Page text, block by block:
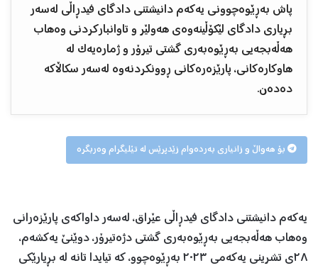
پاش بەڕێوەچوونی یەکەم دانیشتنی دادگای فیدڕاڵی لەسەر
بڕیاری دادگای لێکۆڵینەوەی هەولێر و تاوانبارکردنی وەهاب
هەڵەبجەیی بەڕێوەبەری گشتی تیرۆر و ژمارەیەک لە
هاوکارەکانی، پارێزەرەکانی ڕوونکردنەوە لەسەر سکاڵاکە
دەدەن.
بۆ هەواڵ و زانیاری بەردەوام زێدپرێس لە تێلیگرام وەربگرە
یەكەم دانیشتنی دادگای فیدڕاڵی عێراق، لەسەر داواکەی پارێزەرانی
وەهاب هەڵەبجەیی بەڕێوەبەری گشتی دژەتیرۆر، دوێنێ یەکشەم،
٢٨ی تشرینی یەکەمی ٢٠٢٣ بەڕێوەچوو، کە تیایدا تانە لە بڕیارێکی